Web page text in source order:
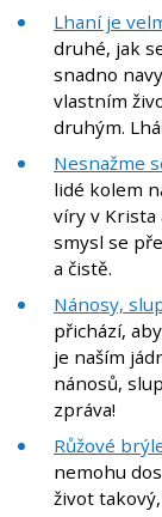
Lhaní je
druhé, jak
snadno
vlastním
druhým.
Nesnažme
lidé kolem
víry v Krista
smysl se
a čistě.
Nánosy,
přichází,
je naším
nánosů,
zpráva!
Růžové
nemohu
život